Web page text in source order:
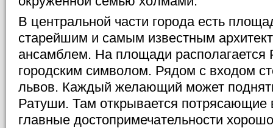
В центральной части города есть
старейшим и самым известным
ансамблем. На площади
городским символом. Рядом с входом
львов. Каждый желающий может
Ратуши. Там открывается потрясающие
главные достопримечательности